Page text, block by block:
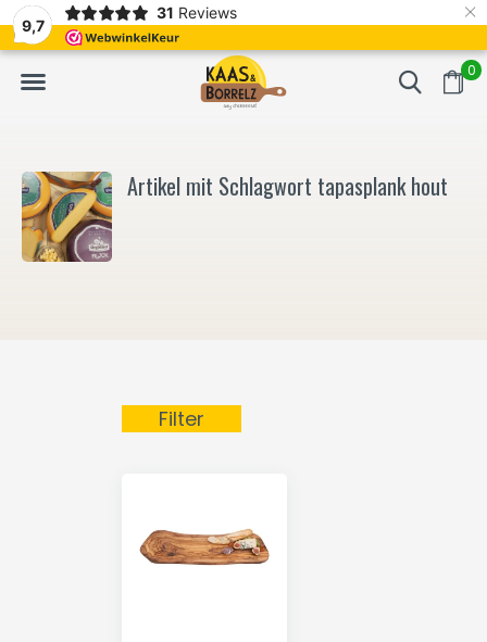
9,7
31 Reviews ×
0
Meistens Lieferung innerhalb von 3 Tagen Gratis bezorgd
Artikel mit Schlagwort tapasplank hout
Filter